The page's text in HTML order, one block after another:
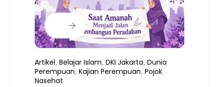
Artikel Belajar Islam DKI Jakarta Dunia
Perempuan Kajian Perempuan Pojok
Nasehat